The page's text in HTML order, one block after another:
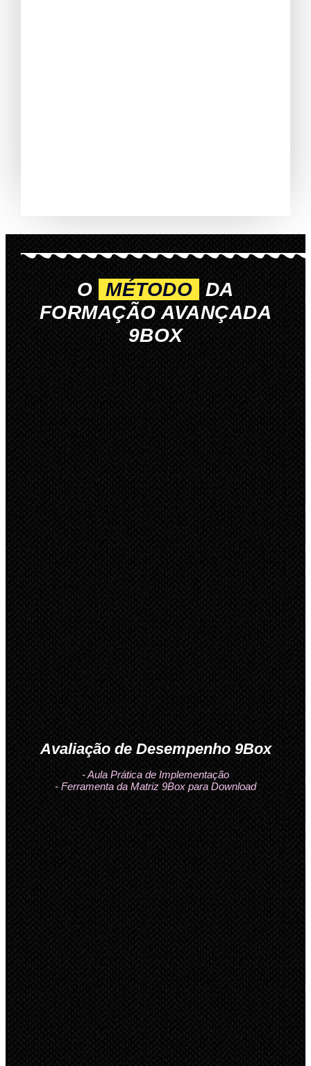
O MÉTODO
DA
FORMAÇÃO AVANÇADA
9BOX
Avaliação de Desempenho 9Box
- Aula Prática de Implementação
- Ferramenta da Matriz 9Box para Download